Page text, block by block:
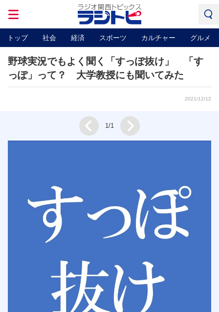
トップ 社会 経済 スポーツ カルチャー グルメ
野球実況でもよく聞く「すっぽ抜け」 「す
っぽ」って？ 大学教授にも聞いてみた
2021/12/12
Prev 1/1 Next